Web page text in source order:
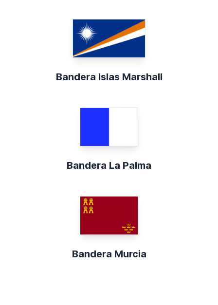
Bandera Islas Marshall
Bandera La Palma
Bandera Murcia